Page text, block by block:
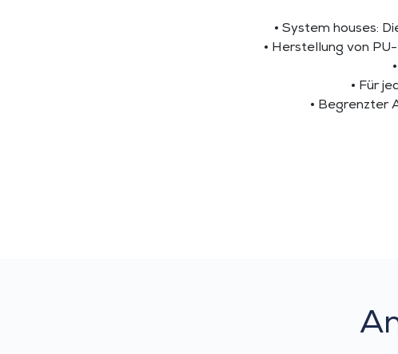
• System houses:
• Herstellung von
• Für
• Begrenzter